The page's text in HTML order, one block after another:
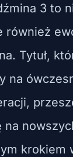
3 to
również
Tytuł,
na
na
krokiem